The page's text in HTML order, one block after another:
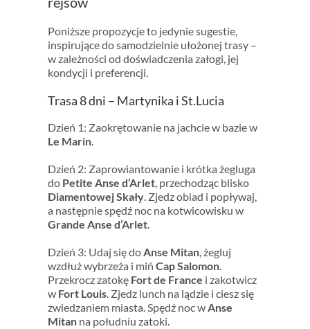
Poniższe propozycje to jedynie sugestie,
inspirujące do samodzielnie ułożonej trasy –
w zależności od doświadczenia załogi, jej
kondycji i preferencji.
Trasa 8 dni – Martynika i St.Lucia
Dzień 1: Zaokrętowanie na jachcie w bazie w
Le Marin.
Dzień 2: Zaprowiantowanie i krótka żegluga
do Petite Anse d’Arlet, przechodząc blisko
Diamentowej Skały. Zjedz obiad i popływaj,
a następnie spędź noc na kotwicowisku w
Grande Anse d’Arlet.
Dzień 3: Udaj się doAnse Mitan, żegluj
wzdłuż wybrzeża i miń Cap Salomon.
Przekrocz zatokę Fort de France i zakotwicz
w Fort Louis. Zjedz lunch na lądzie i ciesz się
zwiedzaniem miasta. Spędź noc wAnse
Mitanna południu zatoki.